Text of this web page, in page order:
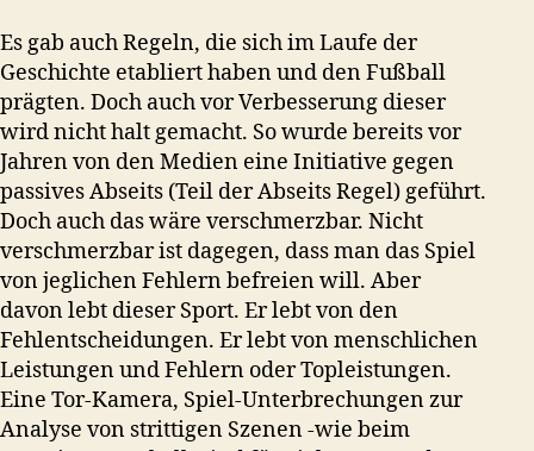
Es gab auch Regeln, die sich im Laufe der
Geschichte etabliert haben und den Fußball
prägten. Doch auch vor Verbesserung dieser
wird nicht halt gemacht. So wurde bereits vor
Jahren von den Medien eine Initiative gegen
passives Abseits (Teil der Abseits Regel) geführt.
Doch auch das wäre verschmerzbar. Nicht
verschmerzbar ist dagegen, dass man das Spiel
von jeglichen Fehlern befreien will. Aber
davon lebt dieser Sport. Er lebt von den
Fehlentscheidungen. Er lebt von menschlichen
Leistungen und Fehlern oder Topleistungen.
Eine Tor-Kamera, Spiel-Unterbrechungen zur
Analyse von strittigen Szenen -wie beim